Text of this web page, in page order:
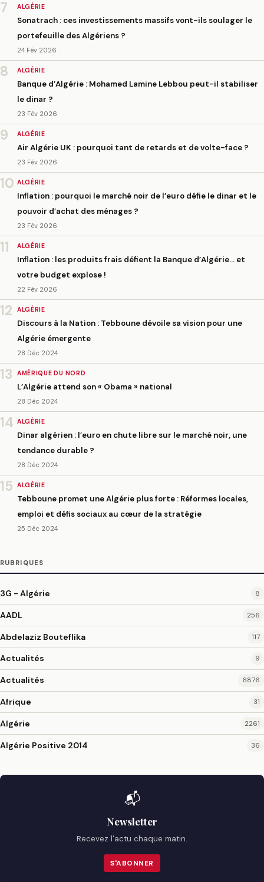
7 ALGÉRIE
Sonatrach : ces investissements massifs vont-ils soulager le
portefeuille des Algériens ?
24 Fév 2026
8 ALGÉRIE
Banque d’Algérie : Mohamed Lamine Lebbou peut-il stabiliser
le dinar ?
23 Fév 2026
9 ALGÉRIE
Air Algérie UK : pourquoi tant de retards et de volte-face ?
23 Fév 2026
10 ALGÉRIE
Inflation : pourquoi le marché noir de l’euro défie le dinar et le
pouvoir d’achat des ménages ?
23 Fév 2026
11 ALGÉRIE
Inflation : les produits frais défient la Banque d’Algérie… et
votre budget explose !
22 Fév 2026
12 ALGÉRIE
Discours à la Nation : Tebboune dévoile sa vision pour une
Algérie émergente
28 Déc 2024
13 AMÉRIQUE DU NORD
L’Algérie attend son « Obama » national
28 Déc 2024
14 ALGÉRIE
Dinar algérien : l’euro en chute libre sur le marché noir, une
tendance durable ?
28 Déc 2024
15 ALGÉRIE
Tebboune promet une Algérie plus forte : Réformes locales,
emploi et défis sociaux au cœur de la stratégie
25 Déc 2024
RUBRIQUES
3G - Algérie 8
AADL 256
Abdelaziz Bouteflika 117
Actualités 9
Actualités 6876
Afrique 31
Algérie 2261
Algérie Positive 2014 36
📬
Newsletter
Recevez l'actu chaque matin.
S'ABONNER